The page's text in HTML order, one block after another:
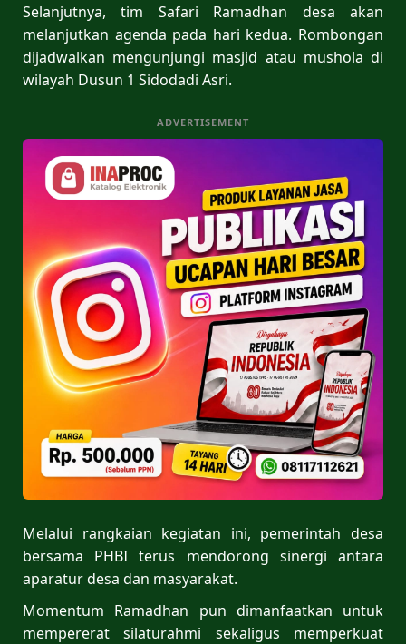
Selanjutnya, tim Safari Ramadhan desa akan
melanjutkan agenda pada hari kedua. Rombongan
dijadwalkan mengunjungi masjid atau mushola di
wilayah Dusun 1 Sidodadi Asri.
ADVERTISEMENT
Melalui rangkaian kegiatan ini, pemerintah desa
bersama PHBI terus mendorong sinergi antara
aparatur desa dan masyarakat.
Momentum Ramadhan pun dimanfaatkan untuk
mempererat silaturahmi sekaligus memperkuat